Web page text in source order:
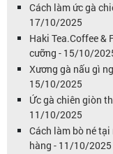
Cách làm ức gà
17/10/2025
Haki Tea.Coffee &
cưỡng - 15/10/
Xương gà nấu gì
15/10/2025
Ức gà chiên giòn
11/10/2025
Cách làm bò né
hàng - 11/10/2025